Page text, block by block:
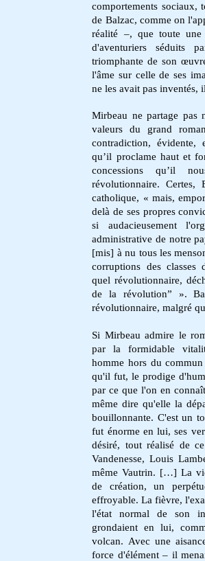
comportements sociaux,
de Balzac, comme on
réalité –, que toute une
d'aventuriers séduits
triomphante de son
l'âme sur celle de ses
ne les avait pas inventés,
Mirbeau ne partage pas
valeurs du grand
contradiction, évidente,
qu’il proclame haut et
concessions qu’il
révolutionnaire. Certes,
catholique, « mais,
delà de ses propres
si audacieusement
administrative de notre
[mis] à nu tous les
corruptions des classes
quel révolutionnaire,
de la révolution” ».
révolutionnaire, malgré
Si Mirbeau admire le
par la formidable
homme hors du
qu'il fut, le prodige
par ce que l'on en
même dire qu'elle la
bouillonnante. C'est un
fut énorme en lui, ses
désiré, tout réalisé de
Vandenesse, Louis
même Vautrin. […] La
de création, un
effroyable. La fièvre,
l'état normal de son
grondaient en lui,
volcan. Avec une
force d'élément – il